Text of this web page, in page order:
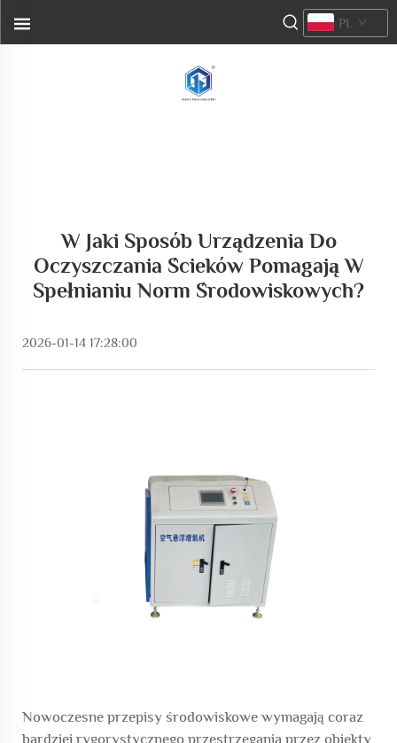
PL
W Jaki Sposób Urządzenia Do
Oczyszczania Ścieków Pomagają W
Spełnianiu Norm Środowiskowych?
2026-01-14 17:28:00
Nowoczesne przepisy środowiskowe wymagają coraz
bardziej rygorystycznego przestrzegania przez obiekty